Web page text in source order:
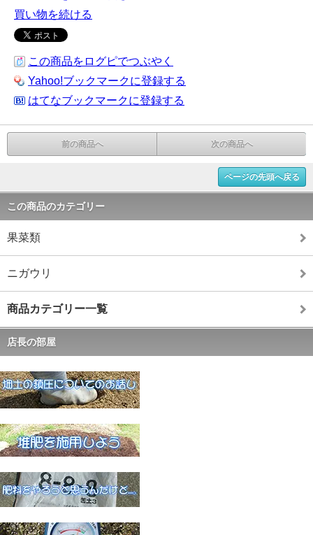
買い物を続ける
この商品をログピでつぶやく
Yahoo!ブックマークに登録する
はてなブックマークに登録する
前の商品へ 次の商品へ
ページの先頭へ戻る
この商品のカテゴリー
果菜類
ニガウリ
商品カテゴリー一覧
店長の部屋